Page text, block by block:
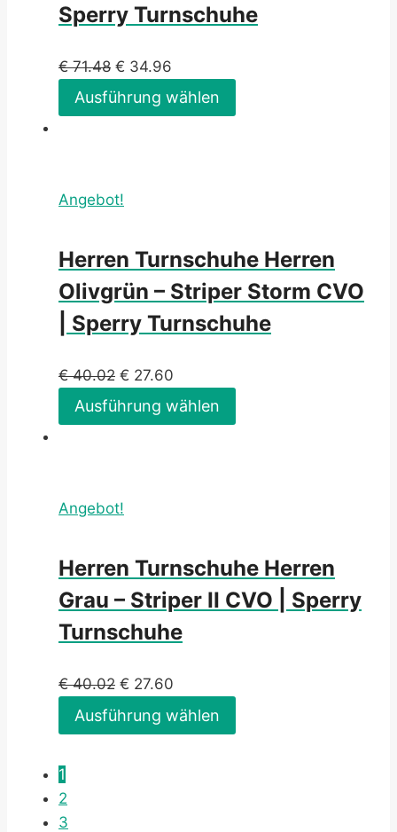
Sperry Turnschuhe
€71.48 € 34.96
Ausführung wählen
Angebot!
Herren Turnschuhe Herren
Olivgrün – Striper Storm CVO
| Sperry Turnschuhe
€40.02 € 27.60
Ausführung wählen
Angebot!
Herren Turnschuhe Herren
Grau – Striper II CVO | Sperry
Turnschuhe
€40.02 € 27.60
Ausführung wählen
1
2
3